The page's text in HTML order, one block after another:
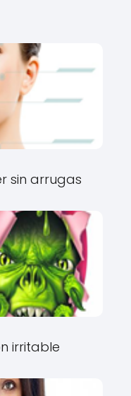
sin arrugas
irritable